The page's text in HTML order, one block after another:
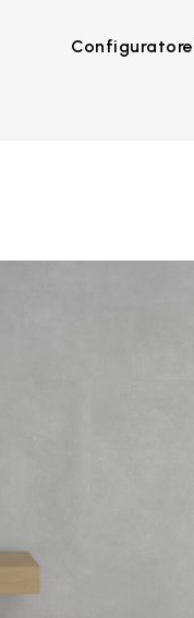
Configuratore